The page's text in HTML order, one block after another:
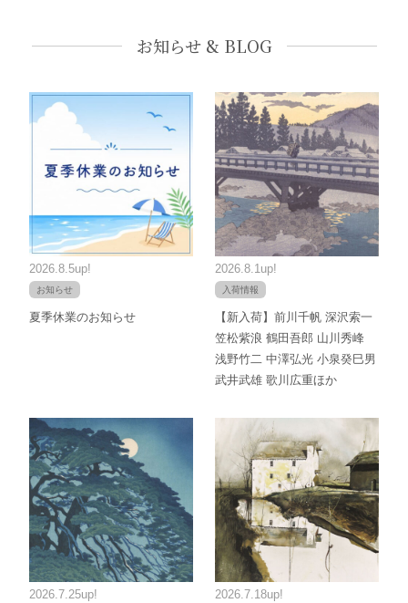
お知らせ & BLOG
2026.8.5up!
お知らせ
夏季休業のお知らせ
2026.8.1up!
入荷情報
【新入荷】前川千帆 深沢索一
笠松紫浪 鶴田吾郎 山川秀峰
浅野竹二 中澤弘光 小泉癸巳男
武井武雄 歌川広重ほか
2026.7.25up! 2026.7.18up!